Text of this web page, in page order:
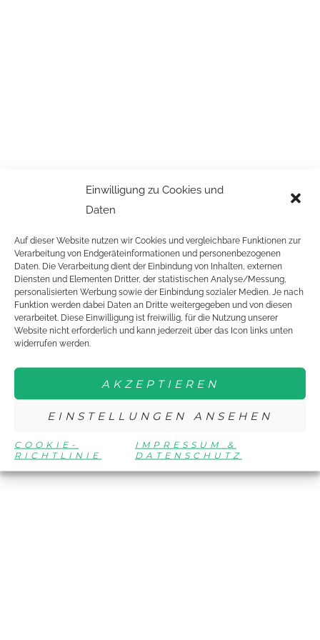
Einwilligung zu Cookies und
Daten
Auf dieser Website nutzen wir Cookies und vergleichbare Funktionen zur
Verarbeitung von Endgeräteinformationen und personenbezogenen
Daten. Die Verarbeitung dient der Einbindung von Inhalten, externen
Diensten und Elementen Dritter, der statistischen Analyse/Messung,
personalisierten Werbung sowie der Einbindung sozialer Medien. Je nach
Funktion werden dabei Daten an Dritte weitergegeben und von diesen
verarbeitet. Diese Einwilligung ist freiwillig, für die Nutzung unserer
Website nicht erforderlich und kann jederzeit über das Icon links unten
widerrufen werden.
AKZEPTIEREN
EINSTELLUNGEN ANSEHEN
COOKIE-
RICHTLINIE
IMPRESSUM &
DATENSCHUTZ